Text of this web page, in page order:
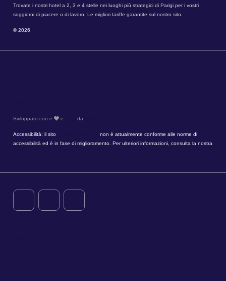
Trovate i nostri hotel a 2, 3 e 4 stelle nei luoghi più strategici di Parigi per i vostri
soggiorni di piacere o di lavoro. Le migliori tariffe garantite sul nostro sito.
© 2026
Sviluppato con e e da
Accessibilità: il sito
non è attualmente conforme alle norme di
accessibilità ed è in fase di miglioramento. Per ulteriori informazioni, consulta la nostra